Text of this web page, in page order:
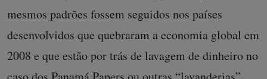
mesmos padrões fossem seguidos nos países
desenvolvidos que quebraram a economia global em
2008 e que estão por trás de lavagem de dinheiro no